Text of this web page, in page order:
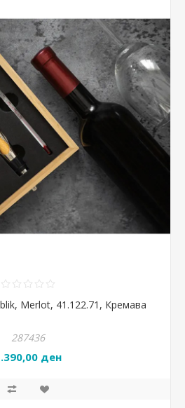
Merlot, 41.122.71, Кремава
287436
ден